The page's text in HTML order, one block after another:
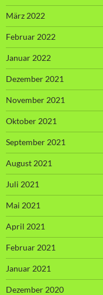
März 2022
Februar 2022
Januar 2022
Dezember 2021
November 2021
Oktober 2021
September 2021
August 2021
Juli 2021
Mai 2021
April 2021
Februar 2021
Januar 2021
Dezember 2020